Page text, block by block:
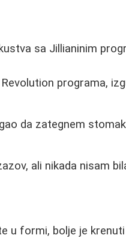
sa Jillianinim
programa,
da zategnem
ali nikada nisam
u formi, bolje je